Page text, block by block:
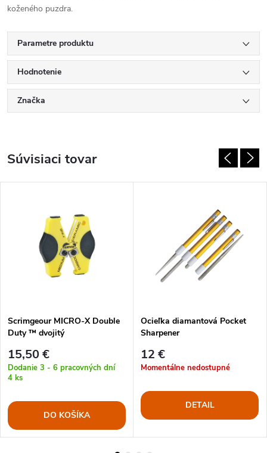
koženého puzdra.
Parametre produktu
Hodnotenie
Značka
Súvisiaci tovar
Scrimgeour MICRO-X Double
Duty ™ dvojitý
15,50 €
Dodanie 3 - 6 pracovných dní
4 ks
DO KOŠÍKA
Ocieľka diamantová Pocket
Sharpener
12 €
Momentálne nedostupné
DETAIL